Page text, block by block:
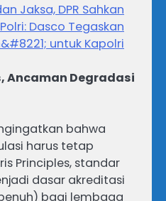
Jaksa, DPR Sahkan
Dasco Tegaskan
untuk Kapolri
Ancaman Degradasi
bahwa
harus tetap
Principles, standar
dasar akreditasi
bagi lembaga